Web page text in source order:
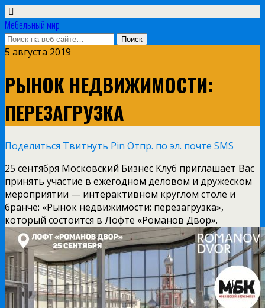
Мебельный мир
5 августа 2019
РЫНОК НЕДВИЖИМОСТИ:
ПЕРЕЗАГРУЗКА
Поделиться Твитнуть Pin Отпр. по эл. почте SMS
25 сентября Московский Бизнес Клуб приглашает Вас
принять участие в ежегодном деловом и дружеском
мероприятии — интерактивном круглом столе и
бранче: «Рынок недвижимости: перезагрузка»,
который состоится в Лофте «Романов Двор».